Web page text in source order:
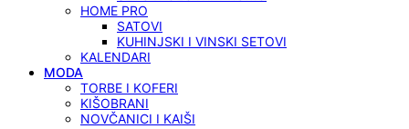
HOME PRO
SATOVI
KUHINJSKI I VINSKI SETOVI
KALENDARI
MODA
TORBE I KOFERI
KIŠOBRANI
NOVČANICI I KAIŠI